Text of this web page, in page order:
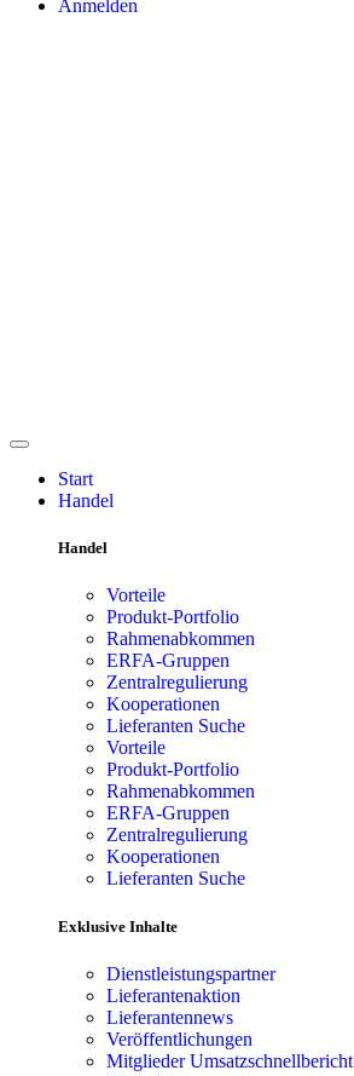
Anmelden
Start
Handel
Handel
Vorteile
Produkt-Portfolio
Rahmenabkommen
ERFA-Gruppen
Zentralregulierung
Kooperationen
Lieferanten Suche
Vorteile
Produkt-Portfolio
Rahmenabkommen
ERFA-Gruppen
Zentralregulierung
Kooperationen
Lieferanten Suche
Exklusive Inhalte
Dienstleistungspartner
Lieferantenaktion
Lieferantennews
Veröffentlichungen
Mitglieder Umsatzschnellbericht